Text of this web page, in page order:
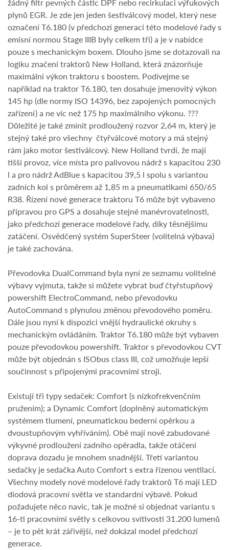
žádný filtr pevných částic DPF nebo recirkulaci výfukových
plynů EGR. Je zde jen jeden šestiválcový model, který nese
označení T6.180 (v předchozí generaci této modelové řady s
emisní normou Stage IIIB byly celkem tři) a je v nabídce
pouze s mechanickým boxem. Dlouho jsme se dotazovali na
logiku značení traktorů New Holland, která znázorňuje
maximální výkon traktoru s boostem. Podívejme se
například na traktor T6.180, ten dosahuje jmenovitý výkon
145 hp (dle normy ISO 14396, bez zapojených pomocných
zařízení) a ne víc než 175 hp maximálního výkonu. ???
Důležité je také zmínit prodloužený rozvor 2,64 m, který je
stejný také pro všechny čtyřválcové motory a má stejný
rám jako motor šestiválcový. New Holland tvrdí, že mají
tišší provoz, více místa pro palivovou nádrž s kapacitou 230
l a pro nádrž AdBlue s kapacitou 39,5 l spolu s variantou
zadních kol s průměrem až 1,85 m a pneumatikami 650/65
R38. Řízení nové generace traktoru T6 může být vybaveno
přípravou pro GPS a dosahuje stejné manévrovatelnosti,
jako předchozí generace modelové řady, díky těsnějšímu
zatáčení. Osvědčený systém SuperSteer (volitelná výbava)
je také zachována.
Převodovka DualCommand byla nyní ze seznamu volitelné
výbavy vyjmuta, takže si můžete vybrat buď čtyřstupňový
powershift ElectroCommand, nebo převodovku
AutoCommand s plynulou změnou převodového poměru.
Dále jsou nyní k dispozici vnější hydraulické okruhy s
mechanickým ovládáním. Traktor T6.180 může být vybaven
pouze převodovkou powershift. Traktor s převodovkou CVT
může být objednán s ISObus class III, což umožňuje lepší
součinnost s připojenými pracovními stroji.
Existují tři typy sedaček: Comfort (s nízkofrekvenčním
pružením); a Dynamic Comfort (doplněný automatickým
systémem tlumení, pneumatickou bederní opěrkou a
dvoustupňovým vyhříváním). Obě mají nově zabudované
výkyvné prodloužení zadního opěradla, takže otáčení
doprava dozadu je mnohem snadnější. Třetí variantou
sedačky je sedačka Auto Comfort s extra řízenou ventilací.
Všechny modely nové modelové řady traktorů T6 mají LED
diodová pracovní světla ve standardní výbavě. Pokud
požadujete něco navíc, tak je možné si objednat variantu s
16-ti pracovními světly s celkovou svítivostí 31.200 lumenů
– je to pět krát zářivější, než dokázal model předchozí
generace.